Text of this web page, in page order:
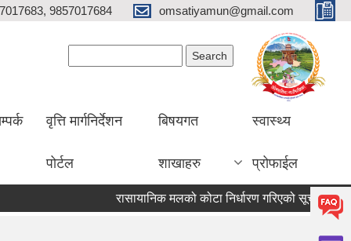
9857017684 omsatiyamun@gmail.com
वृत्ति मार्गनिर्देशन
पोर्टल
बिषयगत
शाखाहरु
स्वास्थ्य
प्रोफाईल
रासायानिक मलको कोटा निर्धारण गरिएको सूचना १९